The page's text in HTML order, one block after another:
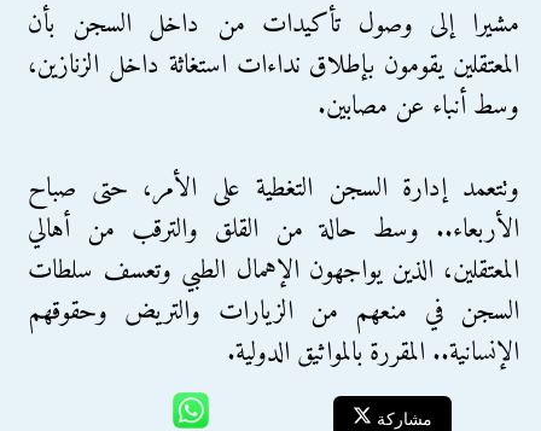
مشيرا إلى وصول تأكيدات من داخل السجن بأن
المعتقلين يقومون بإطلاق نداءات استغاثة داخل الزنازين،
وسط أنباء عن مصابين.
وتتعمد إدارة السجن التغطية على الأمر، حتى صباح
الأربعاء.. وسط حالة من القلق والترقب من أهالي
المعتقلين، الذين يواجهون الإهمال الطبي وتعسف سلطات
السجن في منعهم من الزيارات والتريض وحقوقهم
الإنسانية.. المقررة بالمواثيق الدولية.
مشاركة